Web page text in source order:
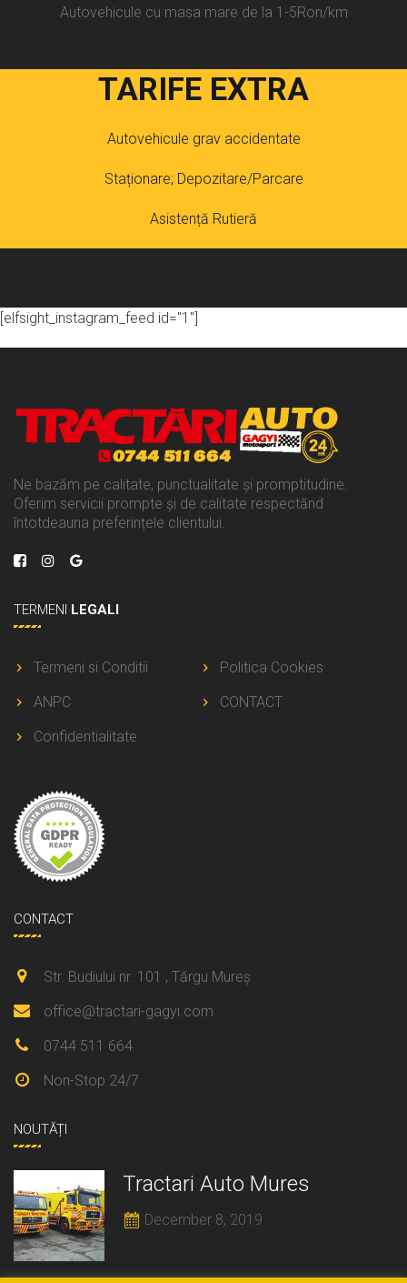
Autovehicule cu masa mare de la 1-5Ron/km
TARIFE EXTRA
Autovehicule grav accidentate
Staționare; Depozitare/Parcare
Asistență Rutieră
[elfsight_instagram_feed id="1"]
Ne bazăm pe calitate, punctualitate și promptitudine.
Oferim servicii prompte și de calitate respectănd
întotdeauna preferințele clientului.
TERMENI LEGALI
Termeni si Conditii
Politica Cookies
ANPC
CONTACT
Confidentialitate
CONTACT
Str. Budiului nr. 101 , Tărgu Mureș
office@tractari-gagyi.com
0744 511 664
Non-Stop 24/7
NOUTĂȚI
Tractari Auto Mures
December 8, 2019